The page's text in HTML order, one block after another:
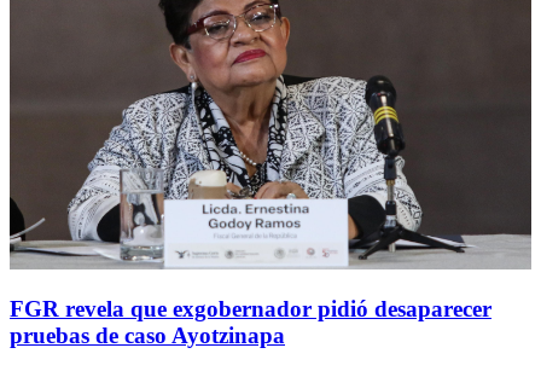
FGR revela que exgobernador pidió desaparecer
pruebas de caso Ayotzinapa